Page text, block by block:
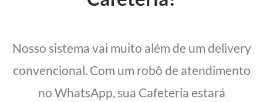
Nosso sistema vai muito além de um delivery
convencional. Com um robô de atendimento
no WhatsApp, sua Cafeteria estará